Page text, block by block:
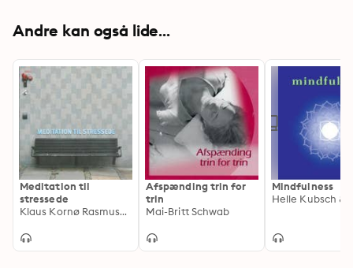
Andre kan også lide...
Meditation til
stressede
Klaus Kornø Rasmussen
Afspænding trin for
trin
Mai-Britt Schwab
Mindfulness